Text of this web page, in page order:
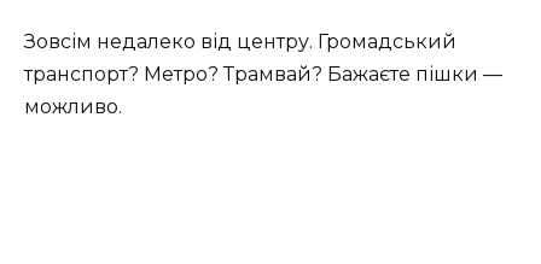
Зовсім недалеко від центру. Громадський
транспорт? Метро? Трамвай? Бажаєте пішки —
можливо.